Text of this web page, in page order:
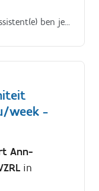
ben je
week -
Ann-
in